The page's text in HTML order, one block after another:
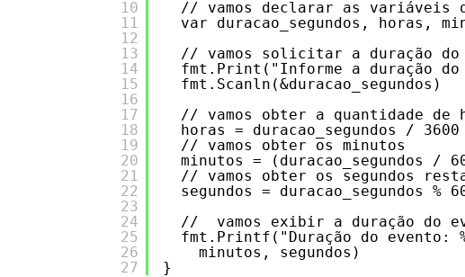
10
11
12
13
14
15
16
17
18
19
20
21
22
23
24
25
26
27
// vamos declarar as variáveis
var duracao_segundos, horas,
// vamos solicitar a duração do
fmt.Print("Informe a duração do
fmt.Scanln(&duracao_segundos)
// vamos obter a quantidade de
horas = duracao_segundos / 3600
// vamos obter os minutos
minutos = (duracao_segundos /
// vamos obter os segundos
segundos = duracao_segundos %
//  vamos exibir a duração do
fmt.Printf("Duração do evento:
minutos, segundos)
}